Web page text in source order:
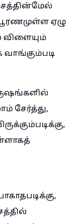
ஏழு
விளையும்
சேர்த்து,